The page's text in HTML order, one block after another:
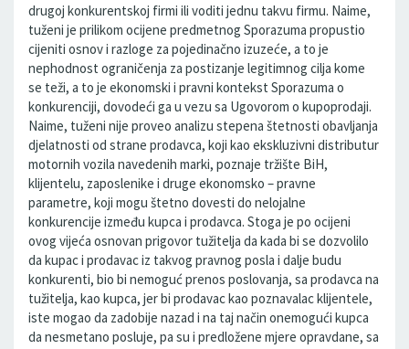
drugoj konkurentskoj firmi ili voditi jednu takvu firmu. Naime,
tuženi je prilikom ocijene predmetnog Sporazuma propustio
cijeniti osnov i razloge za pojedinačno izuzeće, a to je
nephodnost ograničenja za postizanje legitimnog cilja kome
se teži, a to je ekonomski i pravni kontekst Sporazuma o
konkurenciji, dovodeći ga u vezu sa Ugovorom o kupoprodaji.
Naime, tuženi nije proveo analizu stepena štetnosti obavljanja
djelatnosti od strane prodavca, koji kao ekskluzivni distributur
motornih vozila navedenih marki, poznaje tržište BiH,
klijentelu, zaposlenike i druge ekonomsko – pravne
parametre, koji mogu štetno dovesti do nelojalne
konkurencije između kupca i prodavca. Stoga je po ocijeni
ovog vijeća osnovan prigovor tužitelja da kada bi se dozvolilo
da kupac i prodavac iz takvog pravnog posla i dalje budu
konkurenti, bio bi nemoguć prenos poslovanja, sa prodavca na
tužitelja, kao kupca, jer bi prodavac kao poznavalac klijentele,
iste mogao da zadobije nazad i na taj način onemogući kupca
da nesmetano posluje, pa su i predložene mjere opravdane, sa